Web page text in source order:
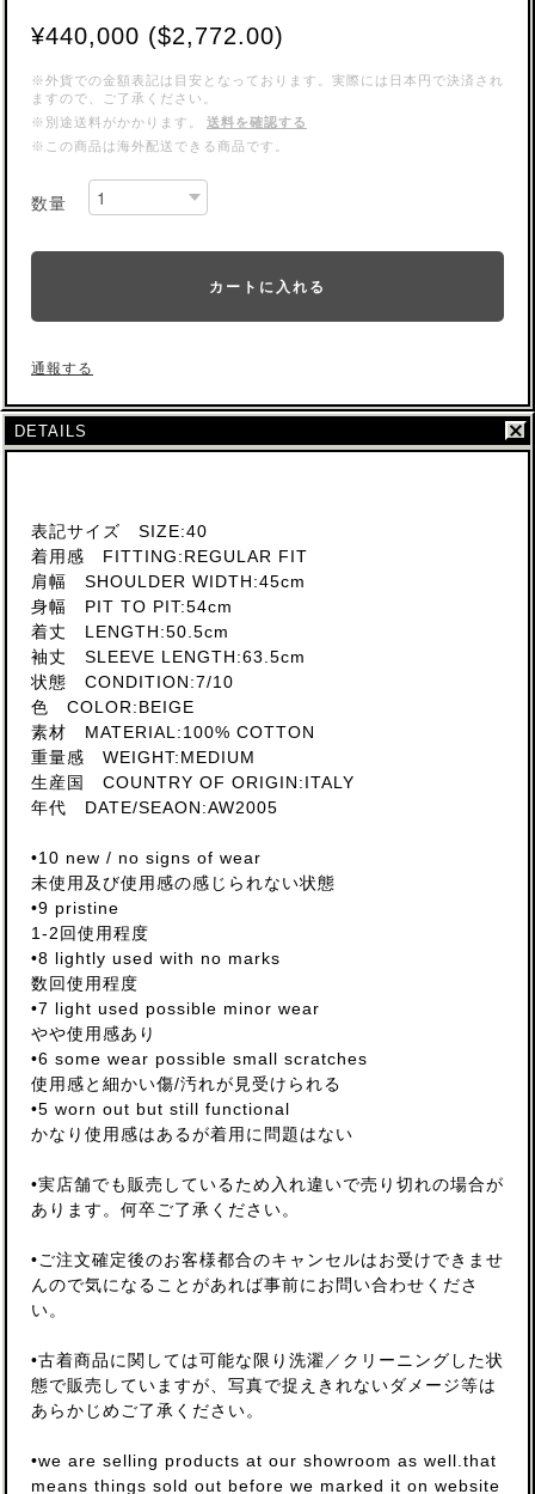
¥440,000 ($2,772.00)
※外貨での金額表記は目安となっております。実際には日本円で決済され
ますので、ご了承ください。
※別途送料がかかります。
送料を確認する
※この商品は海外配送できる商品です。
数量
カートに入れる
通報する
DETAILS
表記サイズ SIZE:40
着用感 FITTING:REGULAR FIT
肩幅 SHOULDER WIDTH:45cm
身幅 PIT TO PIT:54cm
着丈 LENGTH:50.5cm
袖丈 SLEEVE LENGTH:63.5cm
状態 CONDITION:7/10
色 COLOR:BEIGE
素材 MATERIAL:100% COTTON
重量感 WEIGHT:MEDIUM
生産国 COUNTRY OF ORIGIN:ITALY
年代 DATE/SEAON:AW2005
•10 new / no signs of wear
未使用及び使用感の感じられない状態
•9 pristine
1-2回使用程度
•8 lightly used with no marks
数回使用程度
•7 light used possible minor wear
やや使用感あり
•6 some wear possible small scratches
使用感と細かい傷/汚れが見受けられる
•5 worn out but still functional
かなり使用感はあるが着用に問題はない
•実店舗でも販売しているため入れ違いで売り切れの場合が
あります。何卒ご了承ください。
•ご注文確定後のお客様都合のキャンセルはお受けできませ
んので気になることがあれば事前にお問い合わせくださ
い。
•古着商品に関しては可能な限り洗濯／クリーニングした状
態で販売していますが、写真で捉えきれないダメージ等は
あらかじめご了承ください。
•we are selling products at our showroom as well.that
means things sold out before we marked it on website